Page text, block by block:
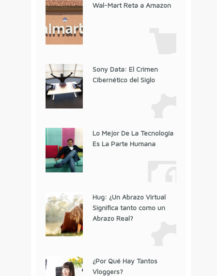
Wal-Mart Reta a Amazon
Sony Data: El Crimen
Cibernético del Siglo
Lo Mejor De La Tecnología
Es La Parte Humana
Hug: ¿Un Abrazo Virtual
Significa tanto como un
Abrazo Real?
¿Por Qué Hay Tantos
Vloggers?